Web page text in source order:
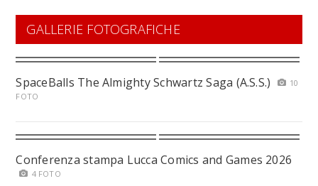
GALLERIE FOTOGRAFICHE
SpaceBalls The Almighty Schwartz Saga (A.S.S.)
10
FOTO
Conferenza stampa Lucca Comics and Games 2026
4 FOTO